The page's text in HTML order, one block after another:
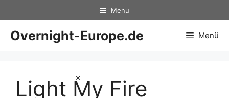
×
Inhalt
springen
Menu
Overnight-Europe.de Menü
Light My Fire